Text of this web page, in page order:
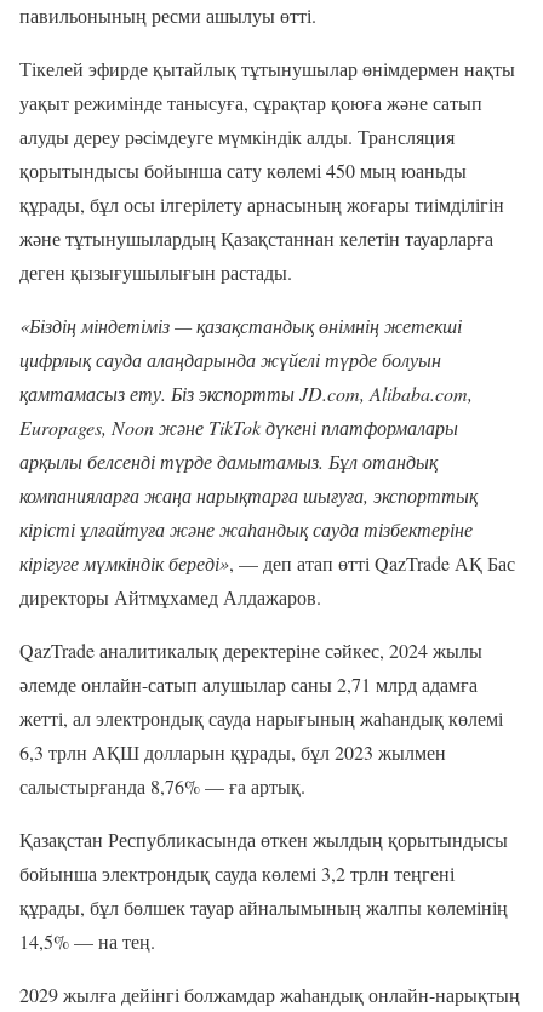
павильонының ресми ашылуы өтті.
Тікелей эфирде қытайлық тұтынушылар өнімдермен нақты
уақыт режимінде танысуға, сұрақтар қоюға және сатып
алуды дереу рәсімдеуге мүмкіндік алды. Трансляция
қорытындысы бойынша сату көлемі 450 мың юаньды
құрады, бұл осы ілгерілету арнасының жоғары тиімділігін
және тұтынушылардың Қазақстаннан келетін тауарларға
деген қызығушылығын растады.
«Біздің міндетіміз — қазақстандық өнімнің жетекші
цифрлық сауда алаңдарында жүйелі түрде болуын
қамтамасыз ету. Біз экспортты JD.com, Alibaba.com,
Europages, Noon және TikTok дүкені платформалары
арқылы белсенді түрде дамытамыз. Бұл отандық
компанияларға жаңа нарықтарға шығуға, экспорттық
кірісті ұлғайтуға және жаһандық сауда тізбектеріне
кірігуге мүмкіндік береді», — деп атап өтті QazTrade АҚ Бас
директоры Айтмұхамед Алдажаров.
QazTrade аналитикалық деректеріне сәйкес, 2024 жылы
әлемде онлайн-сатып алушылар саны 2,71 млрд адамға
жетті, ал электрондық сауда нарығының жаһандық көлемі
6,3 трлн АҚШ долларын құрады, бұл 2023 жылмен
салыстырғанда 8,76% — ға артық.
Қазақстан Республикасында өткен жылдың қорытындысы
бойынша электрондық сауда көлемі 3,2 трлн теңгені
құрады, бұл бөлшек тауар айналымының жалпы көлемінің
14,5% — на тең.
2029 жылға дейінгі болжамдар жаһандық онлайн-нарықтың